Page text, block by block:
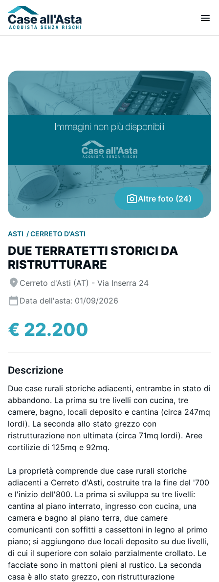
Altre foto (24)
ASTI CERRETO D'ASTI
DUE TERRATETTI STORICI DA
RISTRUTTURARE
Cerreto d'Asti (AT) - Via Inserra 24
Data dell'asta: 01/09/2026
€ 22.200
Descrizione
Due case rurali storiche adiacenti, entrambe in stato di
abbandono. La prima su tre livelli con cucina, tre
camere, bagno, locali deposito e cantina (circa 247mq
lordi). La seconda allo stato grezzo con
ristrutturazione non ultimata (circa 71mq lordi). Aree
cortilizie di 125mq e 92mq.
La proprietà comprende due case rurali storiche
adiacenti a Cerreto d'Asti, costruite tra la fine del '700
e l'inizio dell'800. La prima si sviluppa su tre livelli:
cantina al piano interrato, ingresso con cucina, una
camera e bagno al piano terra, due camere
comunicanti con soffitti a cassettoni in legno al primo
piano; si aggiungono due locali deposito su due livelli,
di cui il superiore con solaio parzialmente crollato. Le
facciate sono in mattoni pieni al rustico. La seconda
casa è allo stato grezzo, con ristrutturazione